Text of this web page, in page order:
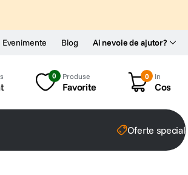
Ai nevoie de ajutor?
Evenimente Blog
0 Produse
Favorite
0 In
Cos
Oferte